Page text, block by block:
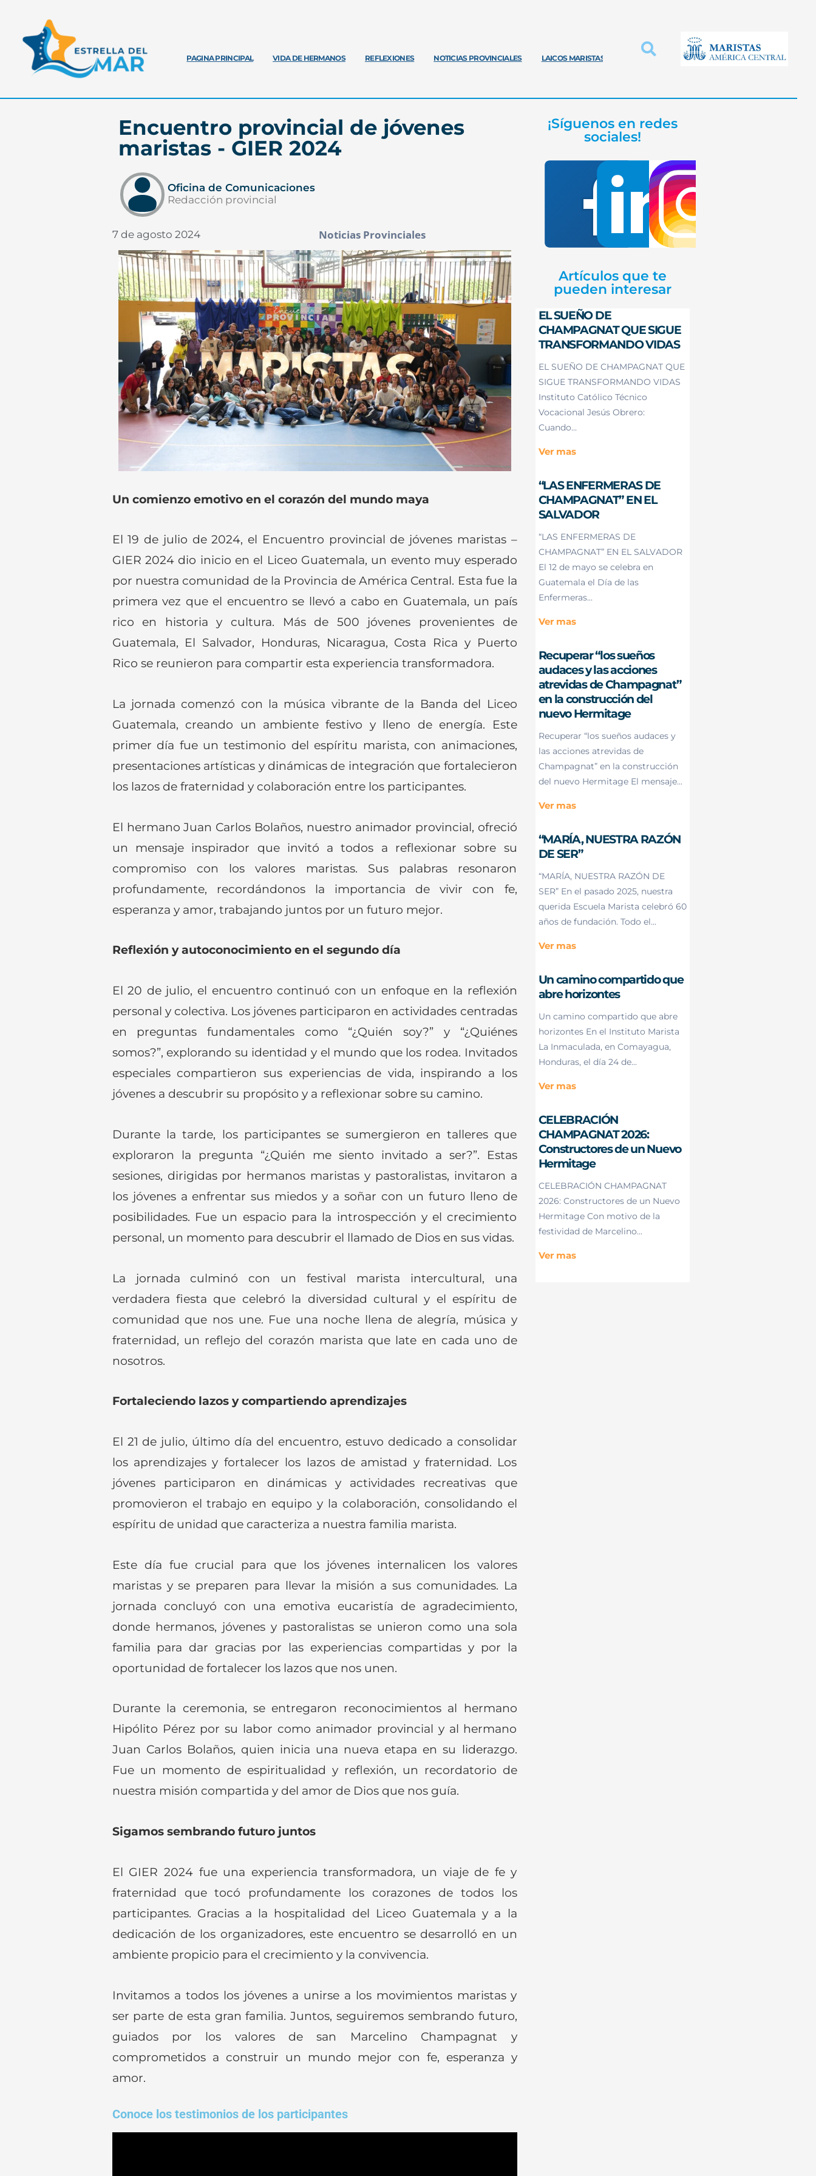
PAGINA PRINCIPAL VIDA DE HERMANOS REFLEXIONES NOTICIAS PROVINCIALES LAICOS MARISTAS INNOVACIÓN PROVINCIAL EDUCACIÓN MARISTA
Encuentro provincial de jóvenes
maristas - GIER 2024
Oficina de Comunicaciones
Redacción provincial
7 de agosto 2024 Noticias Provinciales
Un comienzo emotivo en el corazón del mundo maya
El 19 de julio de 2024, el Encuentro provincial de jóvenes maristas –
GIER 2024 dio inicio en el Liceo Guatemala, un evento muy esperado
por nuestra comunidad de la Provincia de América Central. Esta fue la
primera vez que el encuentro se llevó a cabo en Guatemala, un país
rico en historia y cultura. Más de 500 jóvenes provenientes de
Guatemala, El Salvador, Honduras, Nicaragua, Costa Rica y Puerto
Rico se reunieron para compartir esta experiencia transformadora.
La jornada comenzó con la música vibrante de la Banda del Liceo
Guatemala, creando un ambiente festivo y lleno de energía. Este
primer día fue un testimonio del espíritu marista, con animaciones,
presentaciones artísticas y dinámicas de integración que fortalecieron
los lazos de fraternidad y colaboración entre los participantes.
El hermano Juan Carlos Bolaños, nuestro animador provincial, ofreció
un mensaje inspirador que invitó a todos a reflexionar sobre su
compromiso con los valores maristas. Sus palabras resonaron
profundamente, recordándonos la importancia de vivir con fe,
esperanza y amor, trabajando juntos por un futuro mejor.
Reflexión y autoconocimiento en el segundo día
El 20 de julio, el encuentro continuó con un enfoque en la reflexión
personal y colectiva. Los jóvenes participaron en actividades centradas
en preguntas fundamentales como “¿Quién soy?” y “¿Quiénes
somos?”, explorando su identidad y el mundo que los rodea. Invitados
especiales compartieron sus experiencias de vida, inspirando a los
jóvenes a descubrir su propósito y a reflexionar sobre su camino.
Durante la tarde, los participantes se sumergieron en talleres que
exploraron la pregunta “¿Quién me siento invitado a ser?”. Estas
sesiones, dirigidas por hermanos maristas y pastoralistas, invitaron a
los jóvenes a enfrentar sus miedos y a soñar con un futuro lleno de
posibilidades. Fue un espacio para la introspección y el crecimiento
personal, un momento para descubrir el llamado de Dios en sus vidas.
La jornada culminó con un festival marista intercultural, una
verdadera fiesta que celebró la diversidad cultural y el espíritu de
comunidad que nos une. Fue una noche llena de alegría, música y
fraternidad, un reflejo del corazón marista que late en cada uno de
nosotros.
Fortaleciendo lazos y compartiendo aprendizajes
El 21 de julio, último día del encuentro, estuvo dedicado a consolidar
los aprendizajes y fortalecer los lazos de amistad y fraternidad. Los
jóvenes participaron en dinámicas y actividades recreativas que
promovieron el trabajo en equipo y la colaboración, consolidando el
espíritu de unidad que caracteriza a nuestra familia marista.
Este día fue crucial para que los jóvenes internalicen los valores
maristas y se preparen para llevar la misión a sus comunidades. La
jornada concluyó con una emotiva eucaristía de agradecimiento,
donde hermanos, jóvenes y pastoralistas se unieron como una sola
familia para dar gracias por las experiencias compartidas y por la
oportunidad de fortalecer los lazos que nos unen.
Durante la ceremonia, se entregaron reconocimientos al hermano
Hipólito Pérez por su labor como animador provincial y al hermano
Juan Carlos Bolaños, quien inicia una nueva etapa en su liderazgo.
Fue un momento de espiritualidad y reflexión, un recordatorio de
nuestra misión compartida y del amor de Dios que nos guía.
Sigamos sembrando futuro juntos
El GIER 2024 fue una experiencia transformadora, un viaje de fe y
fraternidad que tocó profundamente los corazones de todos los
participantes. Gracias a la hospitalidad del Liceo Guatemala y a la
dedicación de los organizadores, este encuentro se desarrolló en un
ambiente propicio para el crecimiento y la convivencia.
Invitamos a todos los jóvenes a unirse a los movimientos maristas y
ser parte de esta gran familia. Juntos, seguiremos sembrando futuro,
guiados por los valores de san Marcelino Champagnat y
comprometidos a construir un mundo mejor con fe, esperanza y
amor.
Conoce los testimonios de los participantes
¡Síguenos en redes
sociales!
Artículos que te
pueden interesar
EL SUEÑO DE
CHAMPAGNAT QUE SIGUE
TRANSFORMANDO VIDAS
EL SUEÑO DE CHAMPAGNAT QUE
SIGUE TRANSFORMANDO VIDAS
Instituto Católico Técnico
Vocacional Jesús Obrero:
Cuando...
Ver mas
“LAS ENFERMERAS DE
CHAMPAGNAT” EN EL
SALVADOR
“LAS ENFERMERAS DE
CHAMPAGNAT” EN EL SALVADOR
El 12 de mayo se celebra en
Guatemala el Día de las
Enfermeras...
Ver mas
Recuperar “los sueños
audaces y las acciones
atrevidas de Champagnat”
en la construcción del
nuevo Hermitage
Recuperar “los sueños audaces y
las acciones atrevidas de
Champagnat” en la construcción
del nuevo Hermitage El mensaje...
Ver mas
“MARÍA, NUESTRA RAZÓN
DE SER”
“MARÍA, NUESTRA RAZÓN DE
SER” En el pasado 2025, nuestra
querida Escuela Marista celebró 60
años de fundación. Todo el...
Ver mas
Un camino compartido que
abre horizontes
Un camino compartido que abre
horizontes En el Instituto Marista
La Inmaculada, en Comayagua,
Honduras, el día 24 de...
Ver mas
CELEBRACIÓN
CHAMPAGNAT 2026:
Constructores de un Nuevo
Hermitage
CELEBRACIÓN CHAMPAGNAT
2026: Constructores de un Nuevo
Hermitage Con motivo de la
festividad de Marcelino...
Ver mas